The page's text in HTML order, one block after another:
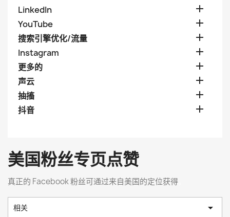
LinkedIn 
YouTube 
搜索引擎优化/流量 
Instagram 
更多的 
声云 
抽搐 
抖音 
美国粉丝专页点赞
真正的 Facebook 粉丝可通过来自美国的定位获得
相关 